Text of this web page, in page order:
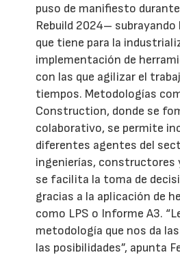
puso de manifiesto
Rebuild 2024–
que tiene para la
implementación de
con las que agilizar el
tiempos. Metodologías
Construction, donde se
colaborativo, se permite
diferentes agentes del
ingenierías, constructores
se facilita la toma de
gracias a la aplicación de
como LPS o Informe A3.
metodología que nos da
las posibilidades”, apunta